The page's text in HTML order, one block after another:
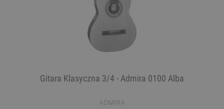
Gitara Klasyczna 3/4 - Admira 0100 Alba
ADMIRA